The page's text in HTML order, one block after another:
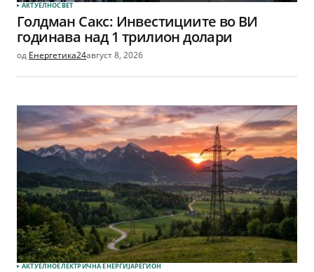
АКТУЕЛНОСВЕТ
Голдман Сакс: Инвестициите во ВИ
годинава над 1 трилион долари
од Енергетика24август 8, 2026
АКТУЕЛНОЕЛЕКТРИЧНА ЕНЕРГИЈАРЕГИОН